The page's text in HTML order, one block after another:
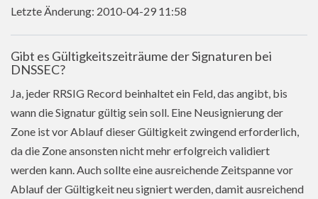
Letzte Änderung: 2010-04-29 11:58
Gibt es Gültigkeitszeiträume der Signaturen bei
DNSSEC?
Ja, jeder RRSIG Record beinhaltet ein Feld, das angibt, bis
wann die Signatur gültig sein soll. Eine Neusignierung der
Zone ist vor Ablauf dieser Gültigkeit zwingend erforderlich,
da die Zone ansonsten nicht mehr erfolgreich validiert
werden kann. Auch sollte eine ausreichende Zeitspanne vor
Ablauf der Gültigkeit neu signiert werden, damit ausreichend